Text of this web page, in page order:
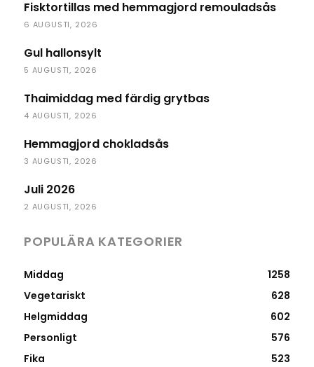
Fisktortillas med hemmagjord remouladsås
6 AUGUSTI, 2026
Gul hallonsylt
5 AUGUSTI, 2026
Thaimiddag med färdig grytbas
4 AUGUSTI, 2026
Hemmagjord chokladsås
3 AUGUSTI, 2026
Juli 2026
2 AUGUSTI, 2026
POPULÄRA KATEGORIER
Middag
1258
Vegetariskt
628
Helgmiddag
602
Personligt
576
Fika
523